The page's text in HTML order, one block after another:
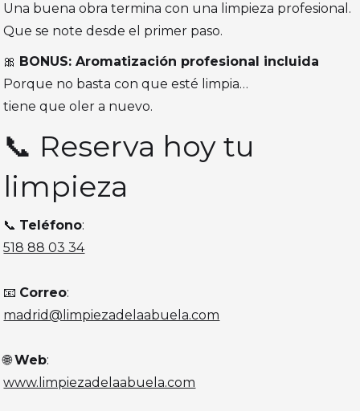
Una buena obra termina con una limpieza profesional.
Que se note desde el primer paso.
🎀 BONUS: Aromatización profesional incluida
Porque no basta con que esté limpia…
tiene que oler a nuevo.
📞 Reserva hoy tu
limpieza
📞 Teléfono:
518 88 03 34
📧 Correo:
madrid@limpiezadelaabuela.com
🌐Web:
www.limpiezadelaabuela.com